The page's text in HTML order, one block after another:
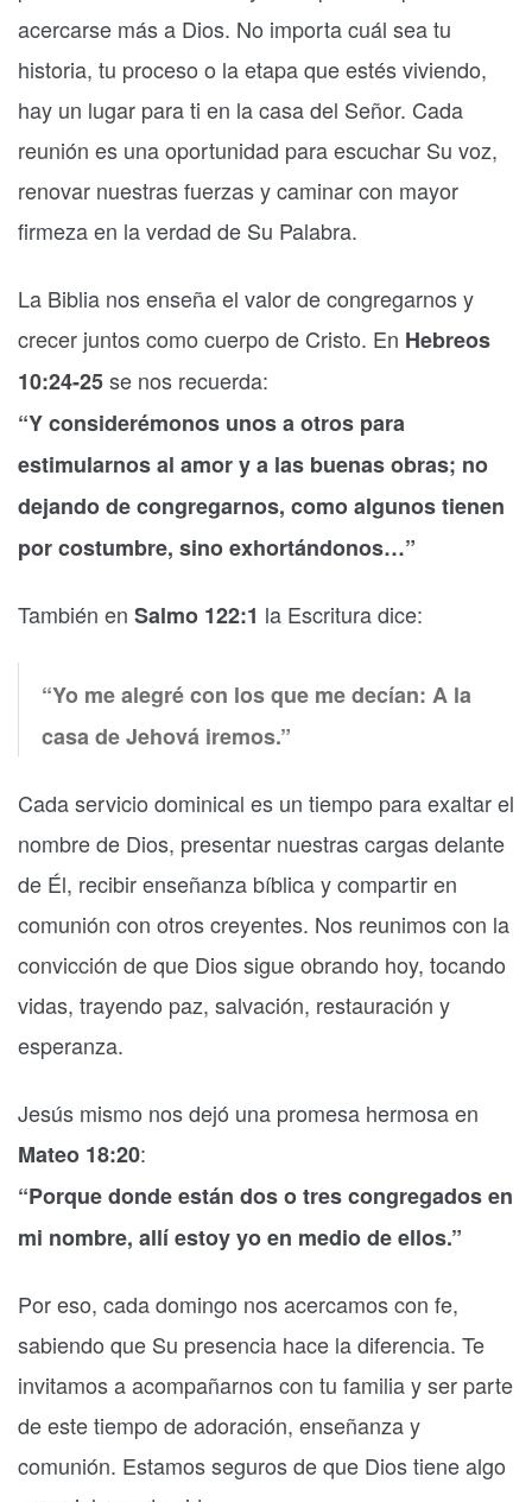
acercarse más a Dios. No importa cuál sea tu
historia, tu proceso o la etapa que estés viviendo,
hay un lugar para ti en la casa del Señor. Cada
reunión es una oportunidad para escuchar Su voz,
renovar nuestras fuerzas y caminar con mayor
firmeza en la verdad de Su Palabra.
La Biblia nos enseña el valor de congregarnos y
crecer juntos como cuerpo de Cristo. En Hebreos
10:24-25se nos recuerda:
“Y considerémonos unos a otros para
estimularnos al amor y a las buenas obras; no
dejando de congregarnos, como algunos tienen
por costumbre, sino exhortándonos…”
También en Salmo 122:1 la Escritura dice:
“Yo me alegré con los que me decían: A la
casa de Jehová iremos.”
Cada servicio dominical es un tiempo para exaltar el
nombre de Dios, presentar nuestras cargas delante
de Él, recibir enseñanza bíblica y compartir en
comunión con otros creyentes. Nos reunimos con la
convicción de que Dios sigue obrando hoy, tocando
vidas, trayendo paz, salvación, restauración y
esperanza.
Jesús mismo nos dejó una promesa hermosa en
Mateo 18:20:
“Porque donde están dos o tres congregados en
mi nombre, allí estoy yo en medio de ellos.”
Por eso, cada domingo nos acercamos con fe,
sabiendo que Su presencia hace la diferencia. Te
invitamos a acompañarnos con tu familia y ser parte
de este tiempo de adoración, enseñanza y
comunión. Estamos seguros de que Dios tiene algo